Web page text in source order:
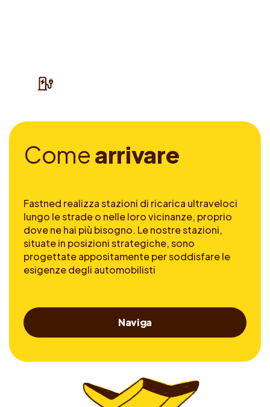
Comearrivare
Fastned realizza stazioni di ricarica ultraveloci
lungo le strade o nelle loro vicinanze, proprio
dove ne hai più bisogno. Le nostre stazioni,
situate in posizioni strategiche, sono
progettate appositamente per soddisfare le
esigenze degli automobilisti
Naviga